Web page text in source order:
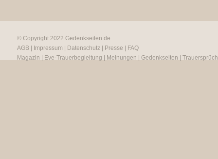
© Copyright 2022 Gedenkseiten.de
AGB
Impressum Datenschutz Presse
FAQ
Magazin
Eve-Trauerbegleitung Meinungen Gedenkseiten